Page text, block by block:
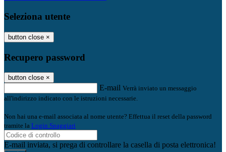
Seleziona utente
button close ×
Recupero password
button close ×
E-mail Verrà inviato un messaggio
all'indirizzo indicato con le istruzioni necessarie.
Non hai una e-mail associata al nome utente? Effettua il reset della password
tramite la Login Spaggiari
E-mail inviata, si prega di controllare la casella di posta elettronica!